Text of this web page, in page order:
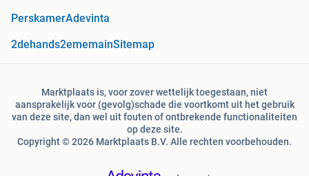
PerskamerAdevinta
2dehands2ememainSitemap
Marktplaats is, voor zover wettelijk toegestaan, niet
aansprakelijk voor (gevolg)schade die voortkomt uit het gebruik
van deze site, dan wel uit fouten of ontbrekende functionaliteiten
op deze site.
Copyright © 2026 Marktplaats B.V. Alle rechten voorbehouden.